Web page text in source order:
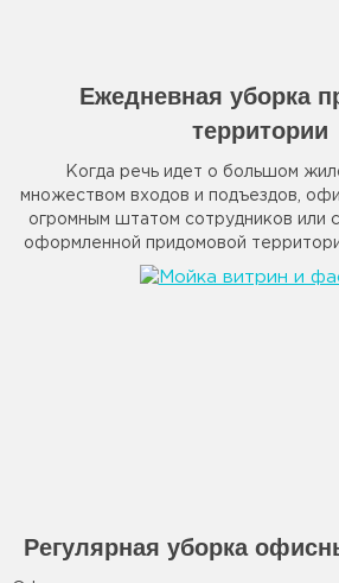
Ежедневная уборка
территории
Когда речь идет о большом
множеством входов и подъездов,
огромным штатом сотрудников или
оформленной придомовой
требуется ежедневно или 5-6
Регулярная уборка